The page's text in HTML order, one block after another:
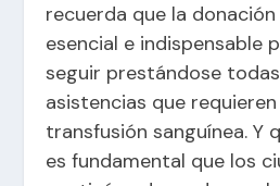
recuerda que la
esencial e indispensable
seguir prestándose
asistencias que
transfusión sanguínea. Y
es fundamental que los